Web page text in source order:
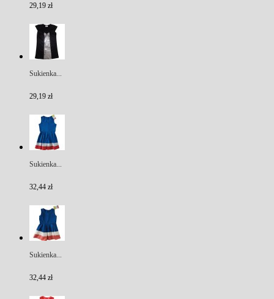
29,19 zł
Sukienka...
29,19 zł
Sukienka...
32,44 zł
Sukienka...
32,44 zł